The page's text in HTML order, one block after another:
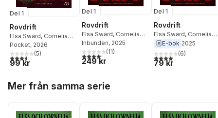
Del 1
Rovdrift
Elsa Swärd, Cornelia
Swärd
Pocket, 2026
3,6utav 5 stjärnor. Totalt antal röster:
(5)
99 kr
Del 1
Rovdrift
Elsa Swärd, Cornelia
Swärd
Inbunden, 2025
4,1utav 5 stjärnor. Totalt antal röster:
(11)
249 kr
Del 1
Rovdrift
Elsa Swärd, Cornelia
Swärd
E-bok 2025
4,0utav 5 stjärnor.
(6)
79 kr
Mer från samma serie